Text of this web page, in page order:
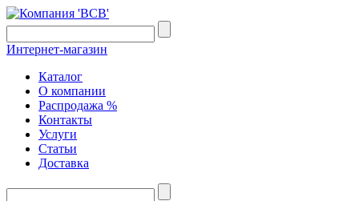
Интернет-магазин
Каталог
О компании
Распродажа %
Контакты
Услуги
Статьи
Доставка